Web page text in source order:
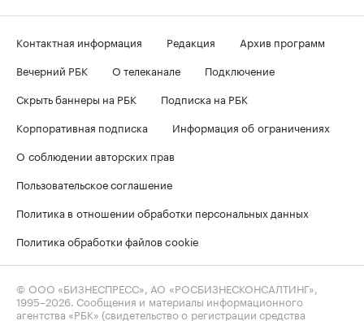
Контактная информация Редакция
Архив программ
Вечерний РБК
О телеканале
Подключение
Скрыть баннеры на РБК
Подписка на РБК
Корпоративная подписка
Информация об ограничениях
О соблюдении авторских прав
Пользовательское соглашение
Политика в отношении обработки персональных данных
Политика обработки файлов cookie
© ООО «БИЗНЕСПРЕСС», АО «РОСБИЗНЕСКОНСАЛТИНГ»,
1995–2026 . Сообщения и материалы информационного
агентства «РБК» (свидетельство о регистрации средства